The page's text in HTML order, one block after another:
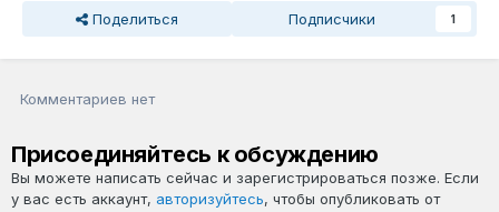
Поделиться Подписчики 1
Комментариев нет
Присоединяйтесь к обсуждению
Вы можете написать сейчас и зарегистрироваться позже. Если
у вас есть аккаунт, авторизуйтесь, чтобы опубликовать от